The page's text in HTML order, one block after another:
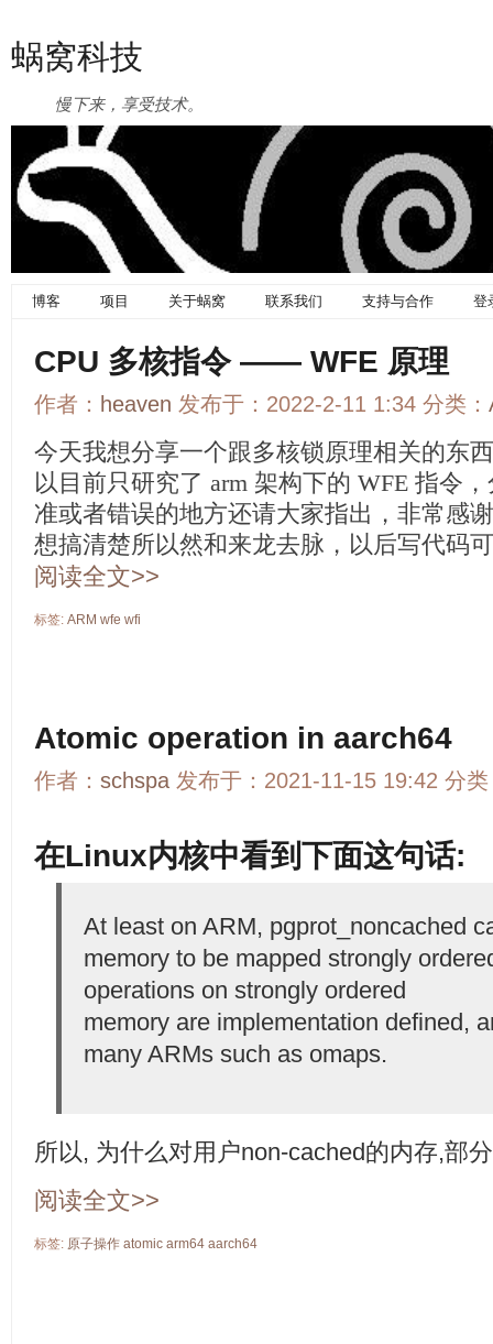
蜗窝科技
慢下来，享受技术。
博客 项目 关于蜗窝 联系我们 支持与合作 登
CPU 多核指令 —— WFE 原理
作者： heaven 发布于：2022-2-11 1:34 分类：
今天我想分享一个跟多核锁原理相关的东
以目前只研究了 arm 架构下的 WFE 指令
准或者错误的地方还请大家指出，非常感
想搞清楚所以然和来龙去脉，以后写代码
阅读全文>>
标签: ARM wfe wfi
Atomic operation in aarch64
作者： schspa 发布于：2021-11-15 19:42 分类
在Linux内核中看到下面这句话:
At least on ARM, pgprot_noncached
memory to be mapped strongly
operations on strongly ordered
memory are implementation defined,
many ARMs such as omaps.
所以, 为什么对用户non-cached的内存,部
阅读全文>>
标签: 原子操作 atomic arm64 aarch64